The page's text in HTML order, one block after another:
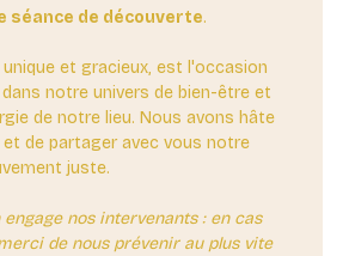
séance de découverte.
et gracieux, est l'occasion
notre univers de bien-être et
de notre lieu. Nous avons hâte
et de partager avec vous notre
juste.
nos intervenants : en cas
de nous prévenir au plus vite